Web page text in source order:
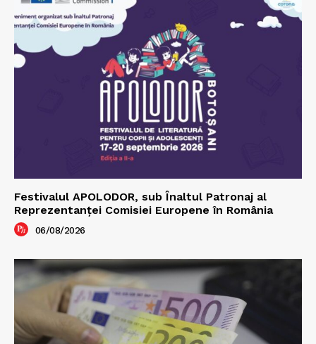
Festivalul APOLODOR, sub Înaltul Patronaj al
Reprezentanței Comisiei Europene în România
06/08/2026